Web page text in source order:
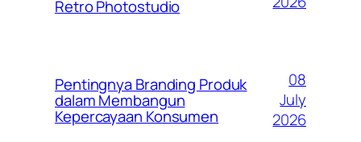
Retro Photostudio
Pentingnya Branding Produk
dalam Membangun
Kepercayaan Konsumen
08
July
2026